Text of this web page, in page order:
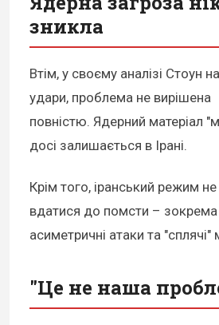
зникла
Втім, у своєму аналізі Стоун
удари, проблема не вирішена
повністю. Ядерний матеріал
досі залишається в Ірані.
Крім того, іранський режим
вдатися до помсти – зокрема
асиметричні атаки та "сплячі"
"Це не наша